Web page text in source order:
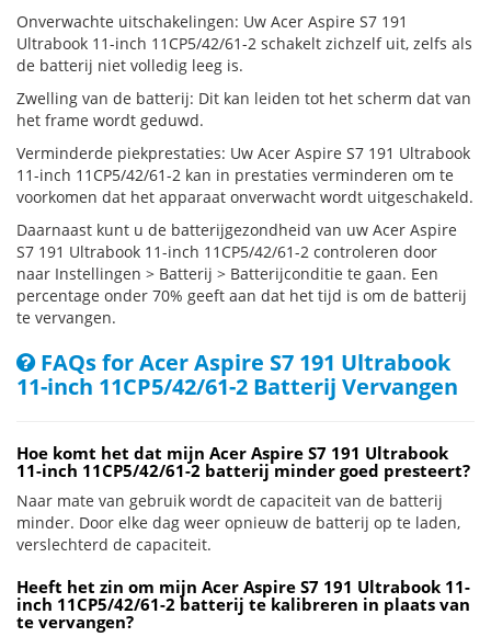
Onverwachte uitschakelingen: Uw Acer Aspire S7 191
Ultrabook 11-inch 11CP5/42/61-2 schakelt zichzelf uit, zelfs als
de batterij niet volledig leeg is.
Zwelling van de batterij: Dit kan leiden tot het scherm dat van
het frame wordt geduwd.
Verminderde piekprestaties: Uw Acer Aspire S7 191 Ultrabook
11-inch 11CP5/42/61-2 kan in prestaties verminderen om te
voorkomen dat het apparaat onverwacht wordt uitgeschakeld.
Daarnaast kunt u de batterijgezondheid van uw Acer Aspire
S7 191 Ultrabook 11-inch 11CP5/42/61-2 controleren door
naar Instellingen > Batterij > Batterijconditie te gaan. Een
percentage onder 70% geeft aan dat het tijd is om de batterij
te vervangen.
FAQs for Acer Aspire S7 191 Ultrabook
11-inch 11CP5/42/61-2 Batterij Vervangen
Hoe komt het dat mijn Acer Aspire S7 191 Ultrabook
11-inch 11CP5/42/61-2 batterij minder goed presteert?
Naar mate van gebruik wordt de capaciteit van de batterij
minder. Door elke dag weer opnieuw de batterij op te laden,
verslechterd de capaciteit.
Heeft het zin om mijn Acer Aspire S7 191 Ultrabook 11-
inch 11CP5/42/61-2 batterij te kalibreren in plaats van
te vervangen?